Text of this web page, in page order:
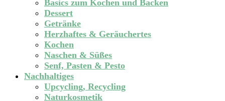
Basics zum Kochen und Backen
Dessert
Getränke
Herzhaftes & Geräuchertes
Kochen
Naschen & Süßes
Senf, Pasten & Pesto
Nachhaltiges
Upcycling, Recycling
Naturkosmetik